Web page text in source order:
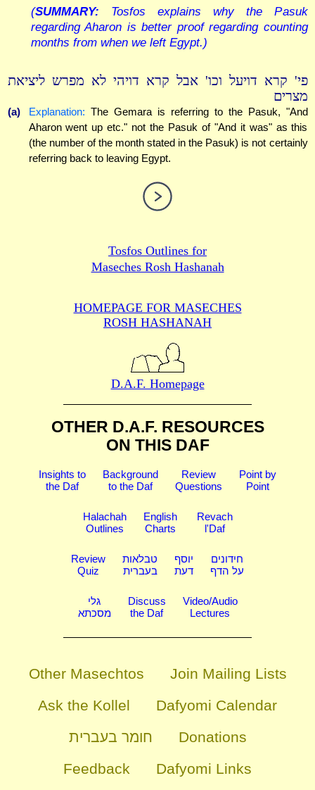
(SUMMARY: Tosfos explains why the Pasuk
regarding Aharon is better proof regarding counting
months from when we left Egypt.)
פי' קרא דויעל וכו' אבל קרא דויהי לא מפרש ליציאת
מצרים
(a) Explanation: The Gemara is referring to the Pasuk, "And
Aharon went up etc." not the Pasuk of "And it was" as this
(the number of the month stated in the Pasuk) is not certainly
referring back to leaving Egypt.
Tosfos Outlines for
Maseches Rosh Hashanah
HOMEPAGE FOR MASECHES
ROSH HASHANAH
D.A.F. Homepage
OTHER D.A.F. RESOURCES
ON THIS DAF
Insights to
the Daf
Background
to the Daf
Review
Questions
Point by
Point
Halachah
Outlines
English
Charts
Revach
l'Daf
Review
Quiz
טבלאות
בעברית
יוסף
דעת
חידונים
על הדף
גלי
מסכתא
Discuss
the Daf
Video/Audio
Lectures
Other Masechtos
Join Mailing Lists
Ask the Kollel
Dafyomi Calendar
חומר בעברית
Donations
Feedback
Dafyomi Links